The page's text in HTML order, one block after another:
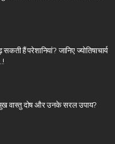
हैं परेशानियां? जानिए ज्योतिषाचार्य
वास्तु दोष और उनके सरल उपाय?